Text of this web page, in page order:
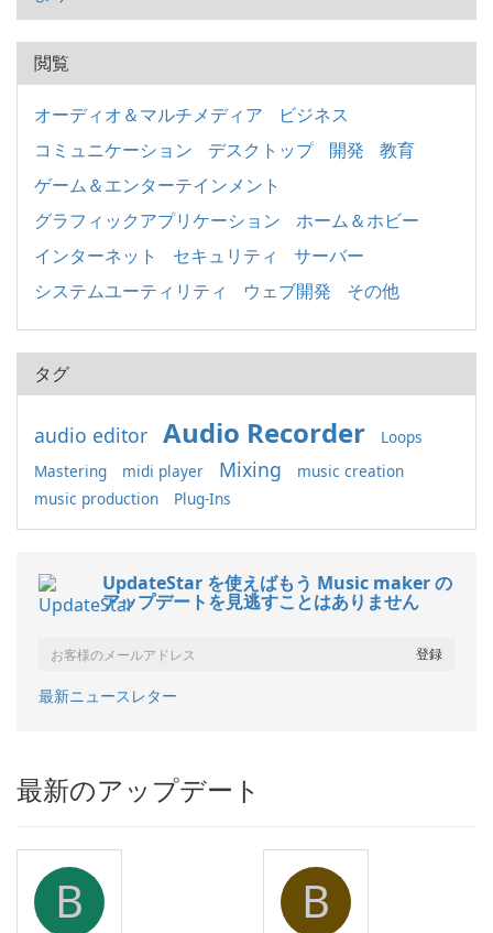
閲覧
オーディオ＆マルチメディア
ビジネス
コミュニケーション
デスクトップ 開発
教育
ゲーム＆エンターテインメント
グラフィックアプリケーション
ホーム＆ホビー
インターネット
セキュリティ
サーバー
システムユーティリティ
ウェブ開発 その他
タグ
audio editor Audio Recorder
Loops
Mastering
midi player Mixing
music creation
music production
Plug-Ins
UpdateStar を使えばもう Music maker の
アップデートを見逃すことはありません
最新ニュースレター
最新のアップデート
B B